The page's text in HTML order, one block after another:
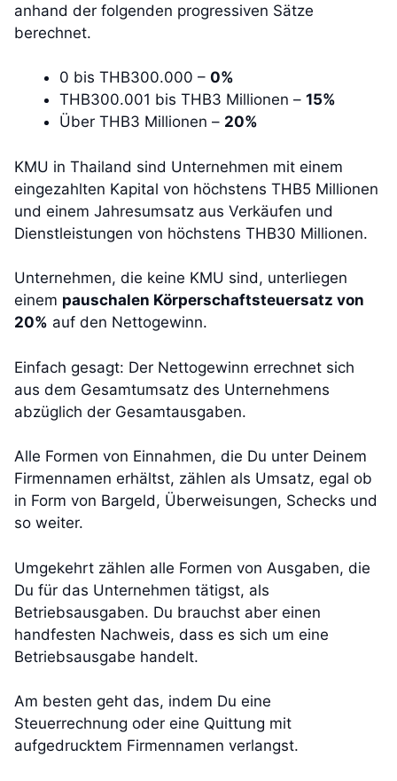
anhand der folgenden progressiven Sätze
berechnet.
0 bis THB300.000 – 0%
THB300.001 bis THB3 Millionen – 15%
Über THB3 Millionen – 20%
KMU in Thailand sind Unternehmen mit einem
eingezahlten Kapital von höchstens THB5 Millionen
und einem Jahresumsatz aus Verkäufen und
Dienstleistungen von höchstens THB30 Millionen.
Unternehmen, die keine KMU sind, unterliegen
einem pauschalen Körperschaftsteuersatz von
20% auf den Nettogewinn.
Einfach gesagt: Der Nettogewinn errechnet sich
aus dem Gesamtumsatz des Unternehmens
abzüglich der Gesamtausgaben.
Alle Formen von Einnahmen, die Du unter Deinem
Firmennamen erhältst, zählen als Umsatz, egal ob
in Form von Bargeld, Überweisungen, Schecks und
so weiter.
Umgekehrt zählen alle Formen von Ausgaben, die
Du für das Unternehmen tätigst, als
Betriebsausgaben. Du brauchst aber einen
handfesten Nachweis, dass es sich um eine
Betriebsausgabe handelt.
Am besten geht das, indem Du eine
Steuerrechnung oder eine Quittung mit
aufgedrucktem Firmennamen verlangst.